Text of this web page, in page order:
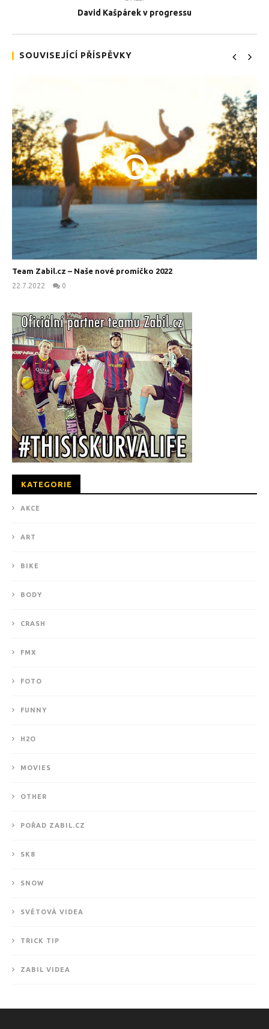
profesor Kaňůs :-)
27.2.2018
David Kašpárek v progressu
SOUVISEJÍCÍ PŘÍSPĚVKY
Team Zabil.cz – Naše nové promíčko 2022
22.7.2022
0
KATEGORIE
AKCE
ART
BIKE
BODY
CRASH
FMX
FOTO
FUNNY
H2O
MOVIES
OTHER
POŘAD ZABIL.CZ
SK8
SNOW
SVĚTOVÁ VIDEA
TRICK TIP
ZABIL VIDEA